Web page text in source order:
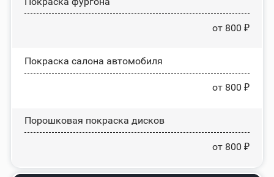
от 800 ₽
Покраска салона автомобиля
от 800 ₽
Порошковая покраска дисков
от 800 ₽